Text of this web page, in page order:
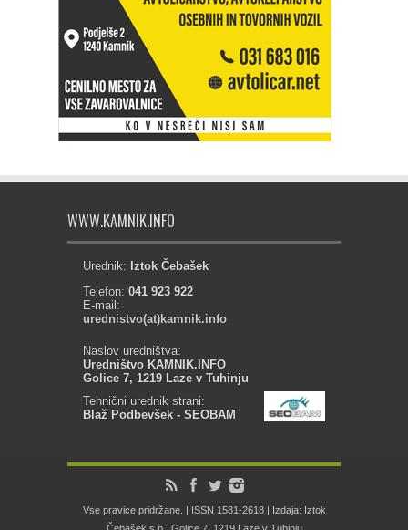
WWW.KAMNIK.INFO
Urednik: Iztok Čebašek
Telefon: 041 923 922
E-mail:
urednistvo(at)kamnik.info
Naslov uredništva:
Uredništvo KAMNIK.INFO
Golice 7, 1219 Laze v Tuhinju
Tehnični urednik strani:
Blaž Podbevšek - SEOBAM
Vse pravice pridržane. | ISSN 1581-2618 | Izdaja: Iztok